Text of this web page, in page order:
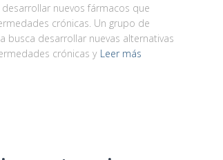
nuevos fármacos que
crónicas. Un grupo de
busca desarrollar nuevas alternativas
crónicas y Leer más